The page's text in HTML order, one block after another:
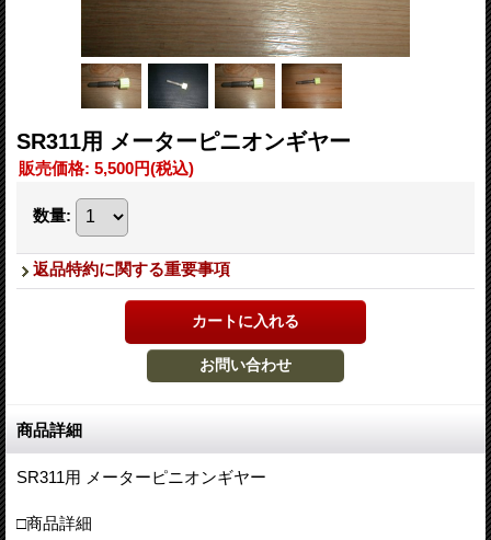
SR311用 メーターピニオンギヤー
販売価格: 5,500円(税込)
数量:
返品特約に関する重要事項
商品詳細
SR311用 メーターピニオンギヤー
□商品詳細